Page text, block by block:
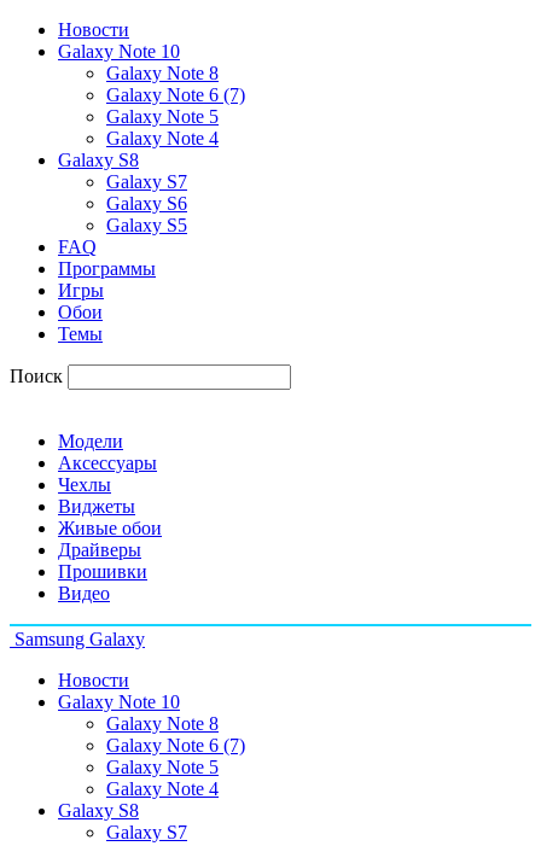
Новости
Galaxy Note 10
Galaxy Note 8
Galaxy Note 6 (7)
Galaxy Note 5
Galaxy Note 4
Galaxy S8
Galaxy S7
Galaxy S6
Galaxy S5
FAQ
Программы
Игры
Обои
Темы
Поиск
Модели
Аксессуары
Чехлы
Виджеты
Живые обои
Драйверы
Прошивки
Видео
Samsung Galaxy
Новости
Galaxy Note 10
Galaxy Note 8
Galaxy Note 6 (7)
Galaxy Note 5
Galaxy Note 4
Galaxy S8
Galaxy S7